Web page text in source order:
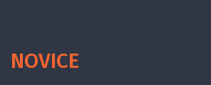
NOVICE